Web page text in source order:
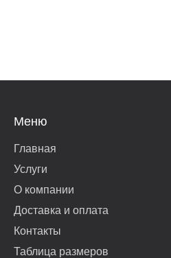
Меню
Главная
Услуги
О компании
Доставка и оплата
Контакты
Таблица размеров